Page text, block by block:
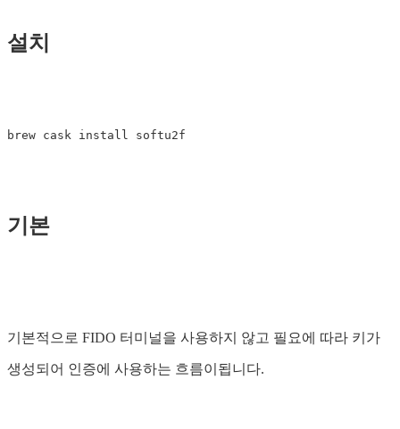
설치
brew cask install
기본
기본적으로 FIDO 터미널을 사용하지 않고 필요에 따라 키가
생성되어 인증에 사용하는 흐름이됩니다.